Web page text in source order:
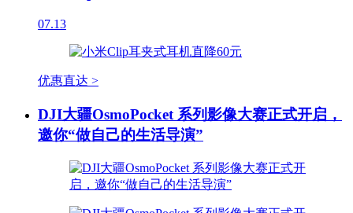
07.13
优惠直达 >
DJI大疆OsmoPocket 系列影像大赛正式开启，
邀你“做自己的生活导演”